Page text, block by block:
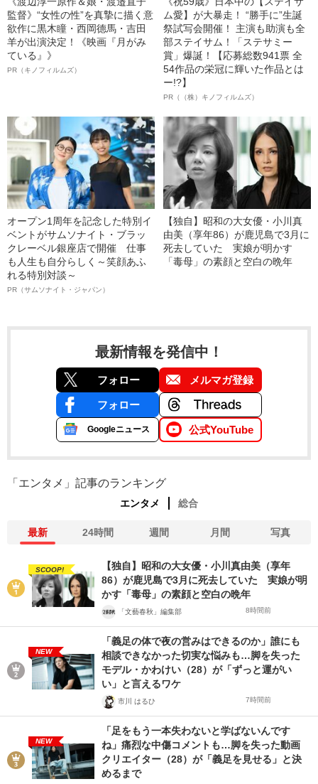
監督》“女性の性”を真摯に描く意
欲作に黒木瞳・西岡德馬・吉田
羊が出演決定！《映画『月がみ
ている』》
PR（キノフィルムズ）
ム愛】が大暴走！ “勝手に”生誕
祭試写会開催！ 主演も助演も全
部ステイサム！「ステサミー
賞」爆誕！【応募総数941票 全
54作品の栄冠に輝いた作品とは
ー!?】
PR（（株）キノフィルムズ）
オープン1周年を記念した特別イ
ベントがサムソナイト・ブラッ
クレーベル銀座店で開催 仕事
も人生も自分らしく～笑顔あふ
れる特別対談～
PR（サムソナイト・ジャパン）
【独自】昭和の大女優・小川真
由美（享年86）が鹿児島で3月に
死去していた 実娘が明かす
「毒母」の素顔と空白の晩年
最新情報を発信中！
フォロー メルマガ登録
フォロー
Googleニュース 公式YouTube
「エンタメ」記事のランキング
エンタメ 総合
最新 24時間 週間 月間 写真
SCOOP!
【独自】昭和の大女優・小川真由美（享年
86）が鹿児島で3月に死去していた 実娘が明
かす「毒母」の素顔と空白の晩年
「文藝春秋」編集部 8時間前
NEW
「義足の体で夜の営みはできるのか」誰にも
相談できなかった切実な悩みも…脚を失った
モデル・かわけい（28）が「ずっと運がい
い」と言えるワケ
市川 はるひ 7時間前
NEW
「足をもう一本失わないと学ばないんです
ね」痛烈な中傷コメントも…脚を失った動画
クリエイター（28）が「義足を見せる」と決
めるまで